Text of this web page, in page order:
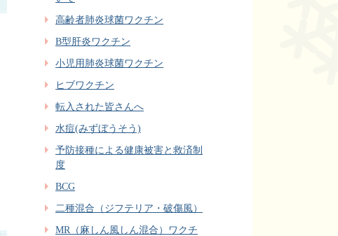
高齢者肺炎球菌ワクチン
B型肝炎ワクチン
小児用肺炎球菌ワクチン
ヒブワクチン
転入された皆さんへ
水痘(みずぼうそう)
予防接種による健康被害と救済制
度
BCG
二種混合（ジフテリア・破傷風）
MR（麻しん風しん混合）ワクチ